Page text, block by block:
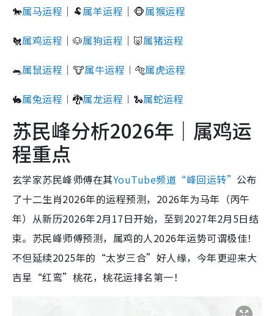
🐎属马运程 ｜🐏属羊运程 ｜🐵属猴运程
🐔属鸡运程 ｜🐶属狗运程 ｜🐷属猪运程
🐀属鼠运程 ｜🐮属牛运程 ︱🐅属虎运程
🐇属兔运程 ︱🐉属龙运程 ︱🐍属蛇运程
苏民峰分析2026年｜属鸡运
程重点
玄学家苏民峰师傅在其YouTube频道“峰回运转” 公布
了十二生肖2026年的运程预测，2026年为马年（丙午
年）从新历2026年2月17日开始，至到2027年2月5日结
束。苏民峰师傅预测，属鸡的人2026年运势可谓极佳！
不但延续2025年的“太岁三合”好人缘，今年更迎来大
吉星“红鸾”桃花，桃花运排名第一！